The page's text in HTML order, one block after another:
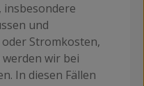
insbesondere
und
Stromkosten,
wir bei
In diesen Fällen